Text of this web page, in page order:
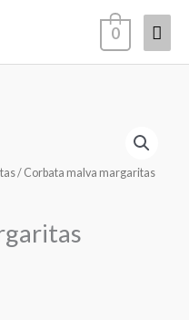
0
/ Corbata malva margaritas